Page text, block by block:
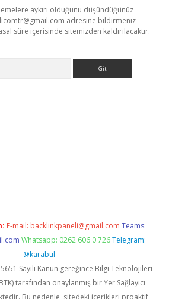
aykırı olduğunu düşündüğünüz
adresine bildirmeniz
süre içerisinde sitemizden kaldırılacaktır.
E-mail: backlinkpaneli@gmail.com Teams:
Whatsapp: 0262 606 0 726 Telegram:
@karabul
Sayılı Kanun gereğince Bilgi Teknolojileri
tarafından onaylanmış bir Yer Sağlayıcı
Bu nedenle, sitedeki içerikleri proaktif